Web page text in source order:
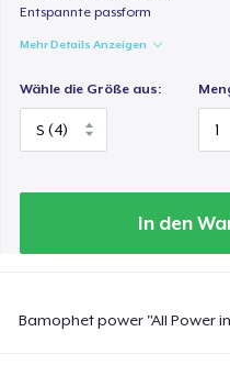
Entspannte passform
Mehr Details Anzeigen
Wähle die Größe aus:
In den
Bamophet power "All Power